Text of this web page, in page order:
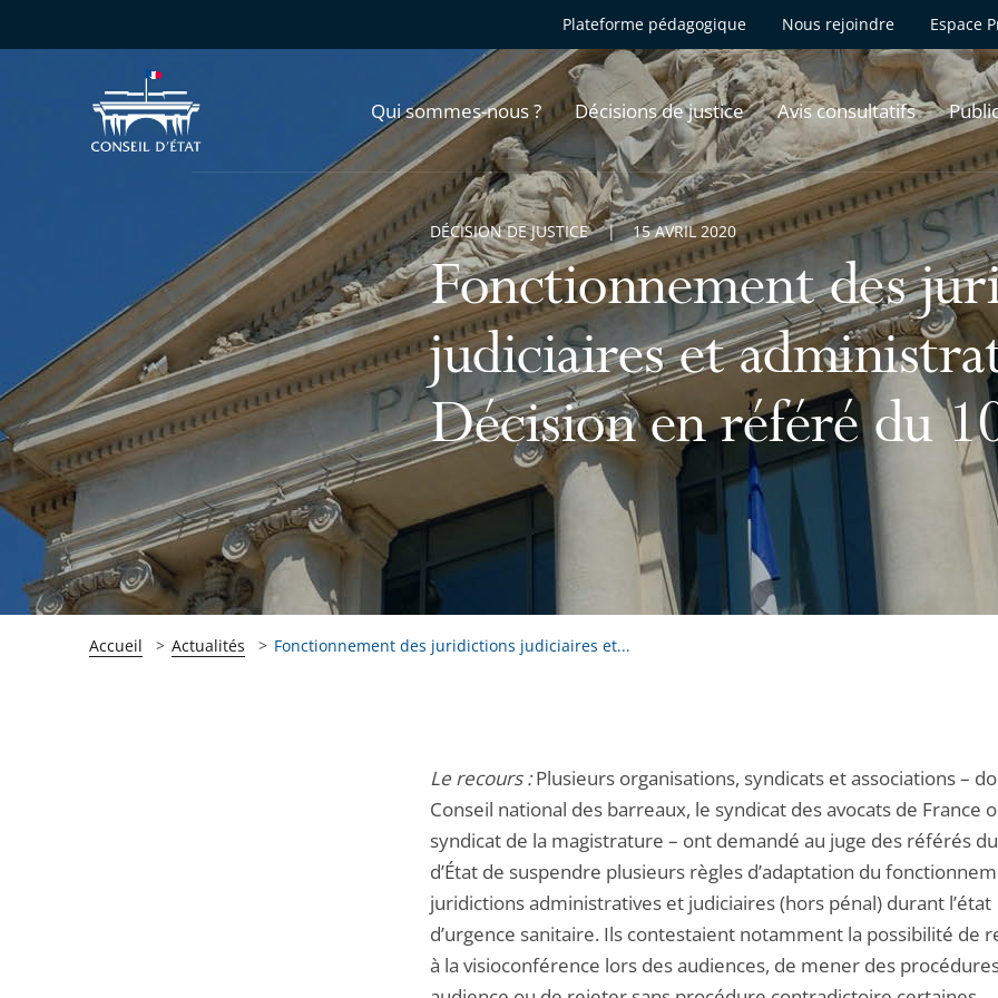
Plateforme pédagogique Nous rejoindre Espace
Qui sommes-nous ? Décisions de justice Avis consultatifs
Fonctionnement des
judiciaires et
Décision en référé du
DÉCISION DE JUSTICE 15 AVRIL 2020
Accueil Actualités Fonctionnement des juridictions judiciaires et...
Le recours :Plusieurs organisations, syndicats et associations –
Conseil national des barreaux, le syndicat des avocats de France
syndicat de la magistrature – ont demandé au juge des référés
d’État de suspendre plusieurs règles d’adaptation du
juridictions administratives et judiciaires (hors pénal) durant l’état
d’urgence sanitaire. Ils contestaient notamment la possibilité de
à la visioconférence lors des audiences, de mener des